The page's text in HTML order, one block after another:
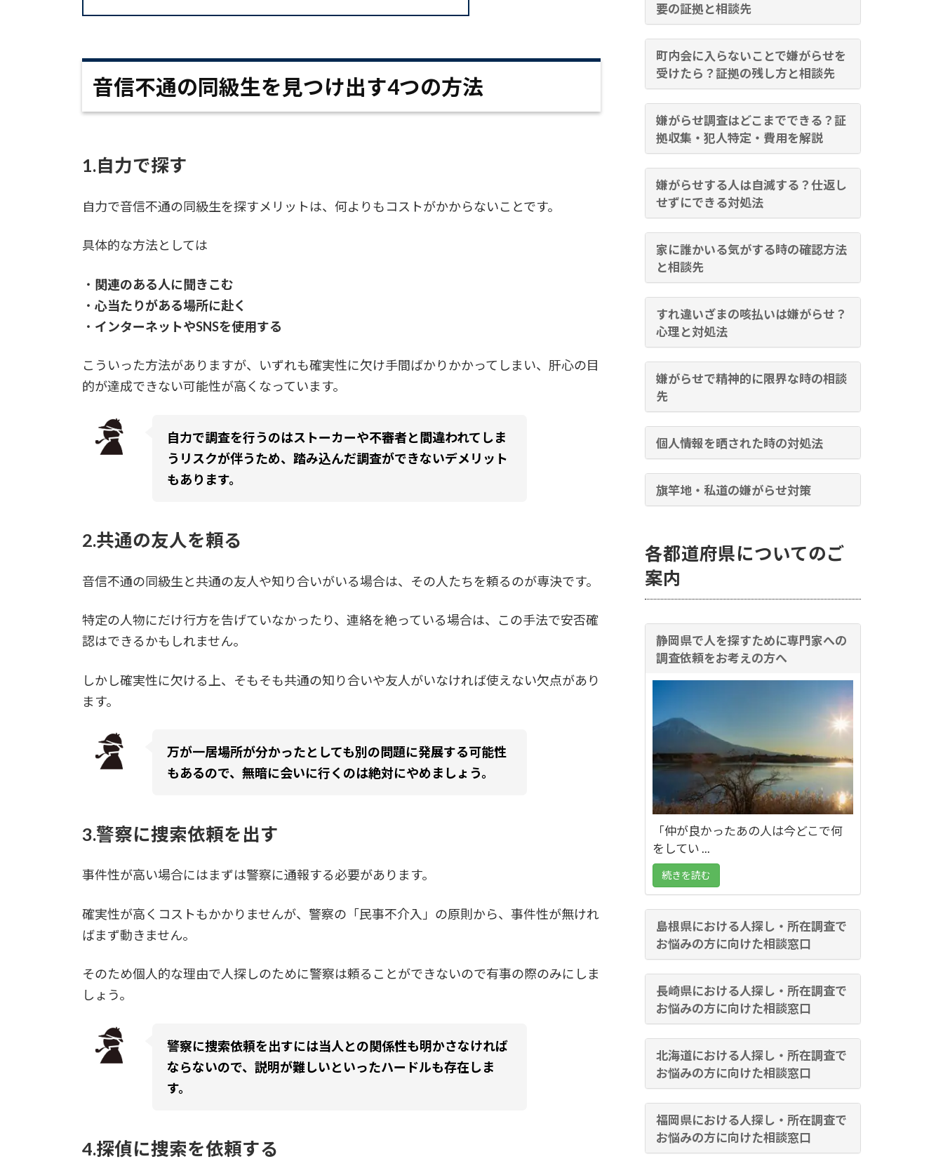
音信不通の同級生を見つけ出す4つの方法
1.自力で探す
自力で音信不通の同級生を探すメリットは、何よりもコストがかからないことです。
具体的な方法としては
・ 関連のある人に聞きこむ
・ 心当たりがある場所に赴く
・ インターネットやSNSを使用する
こういった方法がありますが、いずれも確実性に欠け手間ばかりかかってしまい、肝心の目
的が達成できない可能性が高くなっています。
自力で調査を行うのはストーカーや不審者と間違われてしま
うリスクが伴うため、踏み込んだ調査ができないデメリット
もあります。
2.共通の友人を頼る
音信不通の同級生と共通の友人や知り合いがいる場合は、その人たちを頼るのが専決です。
特定の人物にだけ行方を告げていなかったり、連絡を絶っている場合は、この手法で安否確
認はできるかもしれません。
しかし確実性に欠ける上、そもそも共通の知り合いや友人がいなければ使えない欠点があり
ます。
万が一居場所が分かったとしても別の問題に発展する可能性
もあるので、無暗に会いに行くのは絶対にやめましょう。
3.警察に捜索依頼を出す
事件性が高い場合にはまずは警察に通報する必要があります。
確実性が高くコストもかかりませんが、警察の「民事不介入」の原則から、事件性が無けれ
ばまず動きません。
そのため個人的な理由で人探しのために警察は頼ることができないので有事の際のみにしま
しょう。
警察に捜索依頼を出すには当人との関係性も明かさなければ
ならないので、説明が難しいといったハードルも存在しま
す。
4.探偵に捜索を依頼する
要の証拠と相談先
町内会に入らないことで嫌がらせを
受けたら？証拠の残し方と相談先
嫌がらせ調査はどこまでできる？証
拠収集・犯人特定・費用を解説
嫌がらせする人は自滅する？仕返し
せずにできる対処法
家に誰かいる気がする時の確認方法
と相談先
すれ違いざまの咳払いは嫌がらせ？
心理と対処法
嫌がらせで精神的に限界な時の相談
先
個人情報を晒された時の対処法
旗竿地・私道の嫌がらせ対策
各都道府県についてのご
案内
静岡県で人を探すために専門家への
調査依頼をお考えの方へ
「仲が良かったあの人は今どこで何
をしてい ...
続きを読む
島根県における人探し・所在調査で
お悩みの方に向けた相談窓口
長崎県における人探し・所在調査で
お悩みの方に向けた相談窓口
北海道における人探し・所在調査で
お悩みの方に向けた相談窓口
福岡県における人探し・所在調査で
お悩みの方に向けた相談窓口